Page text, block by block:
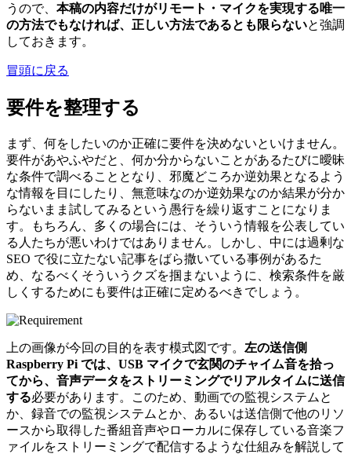
うので、 本稿の内容だけがリモート・マイクを実現する唯一
の方法でもなければ、正しい方法であるとも限らないと強調
しておきます。
冒頭に戻る
要件を整理する
まず、何をしたいのか正確に要件を決めないといけません。
要件があやふやだと、何か分からないことがあるたびに曖昧
な条件で調べることとなり、邪魔どころか逆効果となるよう
な情報を目にしたり、無意味なのか逆効果なのか結果が分か
らないまま試してみるという愚行を繰り返すことになりま
す。もちろん、多くの場合には、そういう情報を公表してい
る人たちが悪いわけではありません。しかし、中には過剰な
SEO で役に立たない記事をばら撒いている事例があるた
め、なるべくそういうクズを掴まないように、検索条件を厳
しくするためにも要件は正確に定めるべきでしょう。
上の画像が今回の目的を表す模式図です。 左の送信側
Raspberry Pi では、USB マイクで玄関のチャイム音を拾っ
てから、音声データをストリーミングでリアルタイムに送信
する必要があります。このため、動画での監視システムと
か、録音での監視システムとか、あるいは送信側で他のリソ
ースから取得した番組音声やローカルに保存している音楽フ
ァイルをストリーミングで配信するような仕組みを解説して